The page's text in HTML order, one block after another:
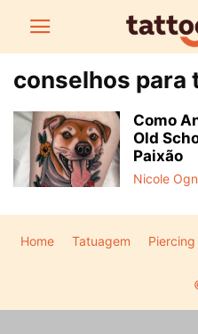
conselhos para
Como
Old
Paixão
Nicole
Home Tatuagem Piercing